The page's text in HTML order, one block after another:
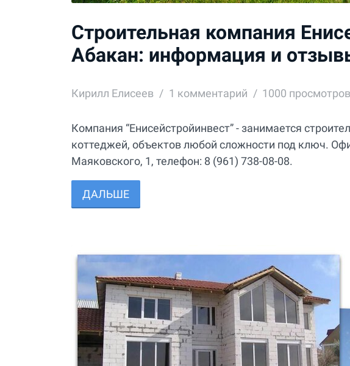
Строительная компания
Абакан: информация и
Кирилл Елисеев 1 комментарий 1000 просмотров
Компания “Енисейстройинвест” - занимается
коттеджей, объектов любой сложности под ключ.
Маяковского, 1, телефон: 8 (961) 738-08-08.
ДАЛЬШЕ